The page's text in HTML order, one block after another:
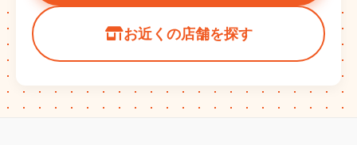
お近くの店舗を探す